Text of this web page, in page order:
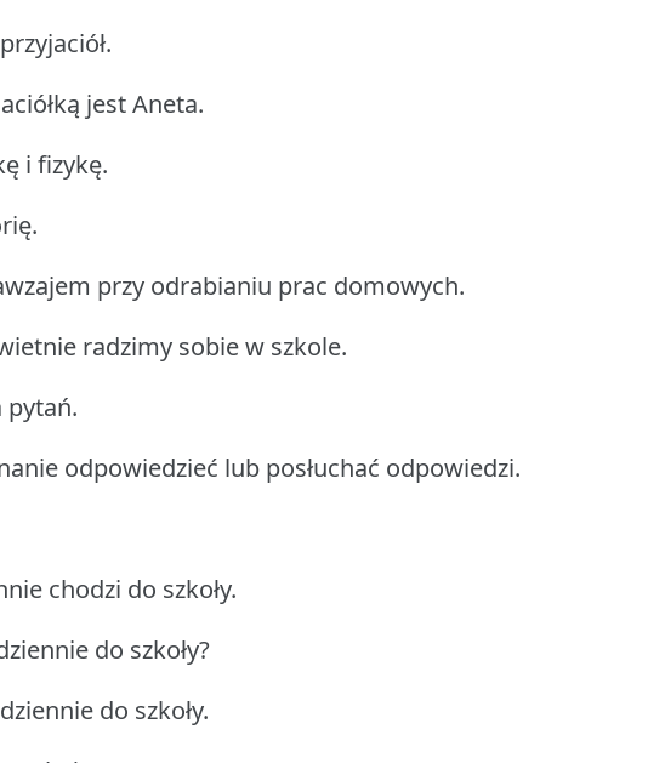
jest Aneta.
i fizykę.
przy odrabianiu prac domowych.
radzimy sobie w szkole.
pytań.
odpowiedzieć lub posłuchać odpowiedzi.
chodzi do szkoły.
do szkoły?
do szkoły.